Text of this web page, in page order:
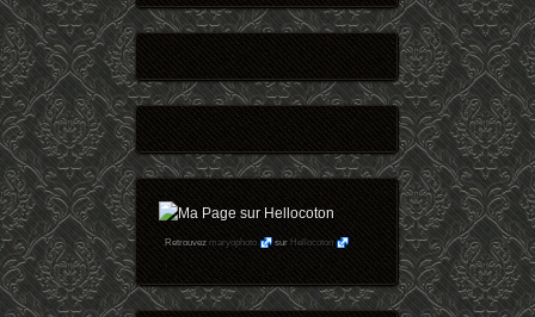
Retrouvezmaryophoto surHellocoton